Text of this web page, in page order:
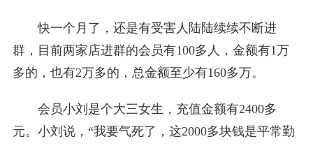
快一个月了，还是有受害人陆陆续续不断进
群，目前两家店进群的会员有100多人，金额有1万
多的，也有2万多的，总金额至少有160多万。
会员小刘是个大三女生，充值金额有2400多
元。小刘说，“我要气死了，这2000多块钱是平常勤